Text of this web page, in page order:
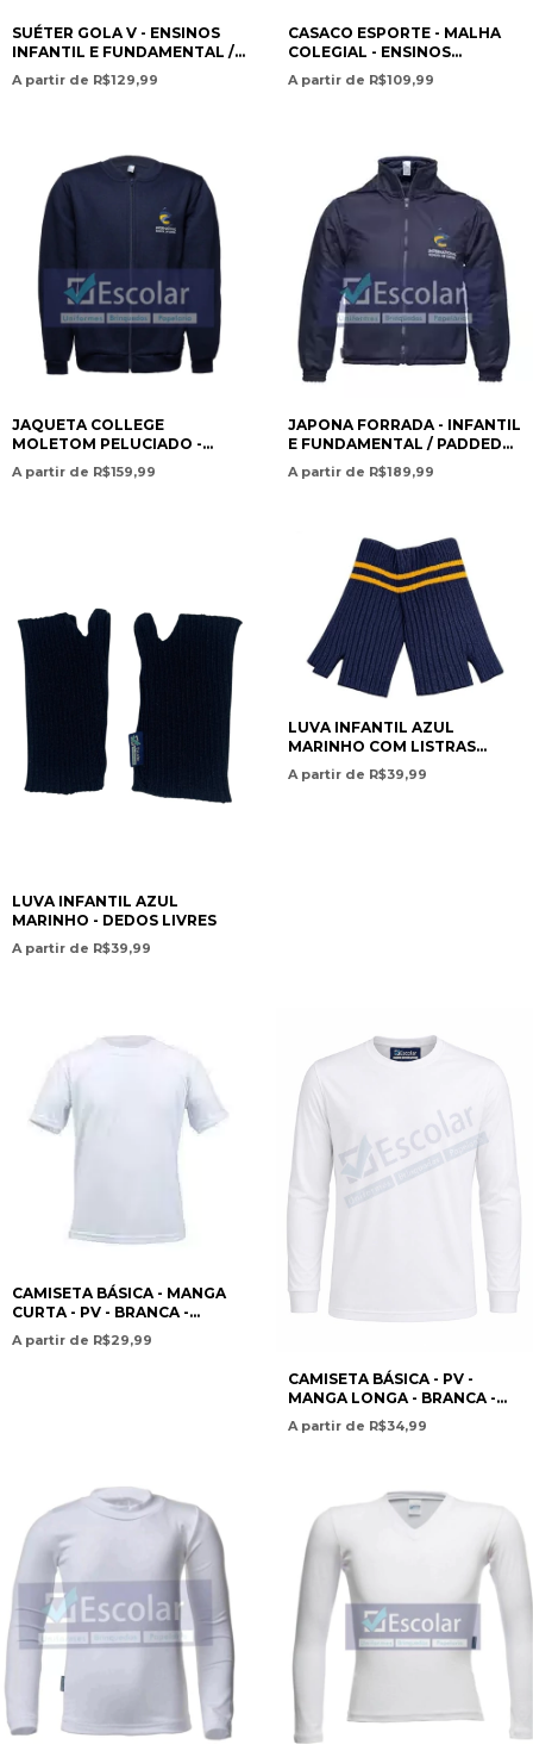
SUÉTER GOLA V - ENSINOS
INFANTIL E FUNDAMENTAL /
V-NECK SWEATER –
PRESCHOOL AND
A partir de R$129,99
CASACO ESPORTE - MALHA
COLEGIAL - ENSINOS
INFANTIL E FUNDAMENTAL /
SPORTS JACKET – SCHOOL
A partir de R$109,99
JAQUETA COLLEGE
MOLETOM PELUCIADO -
ENSINOS INFANTIL E
FUNDAMENTAL / COLLEGE
A partir de R$159,99
JAPONA FORRADA - INFANTIL
E FUNDAMENTAL / PADDED
JACKET – PRESCHOOL AND
ELEMENTARY EDUCATION -
A partir de R$189,99
LUVA INFANTIL AZUL
MARINHO - DEDOS LIVRES
A partir de R$39,99
LUVA INFANTIL AZUL
MARINHO COM LISTRAS
AMARELAS - DEDOS LIVRES -
ESCOLAR UNIFORMES
A partir de R$39,99
CAMISETA BÁSICA - MANGA
CURTA - PV - BRANCA -
INFANTO/JUVENIL
A partir de R$29,99
CAMISETA BÁSICA - PV -
MANGA LONGA - BRANCA -
INF/JUV
A partir de R$34,99